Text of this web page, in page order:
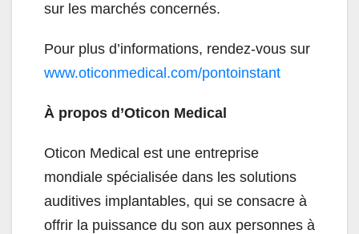
sur les marchés concernés.
Pour plus d’informations, rendez-vous sur
www.oticonmedical.com/pontoinstant
À propos d’Oticon Medical
Oticon Medical est une entreprise
mondiale spécialisée dans les solutions
auditives implantables, qui se consacre à
offrir la puissance du son aux personnes à